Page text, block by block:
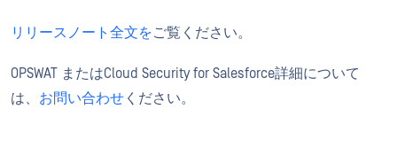
リリースノート全文をご覧ください。
OPSWAT またはCloud Security for Salesforce詳細について
は、 お問い合わせ ください。